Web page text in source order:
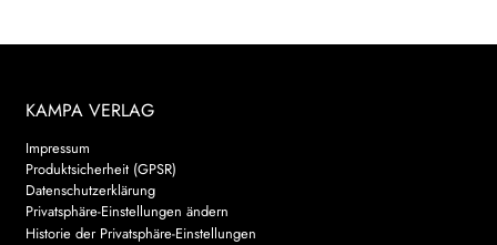
KAMPA VERLAG
Impressum
Produktsicherheit (GPSR)
Datenschutzerklärung
Privatsphäre-Einstellungen ändern
Historie der Privatsphäre-Einstellungen